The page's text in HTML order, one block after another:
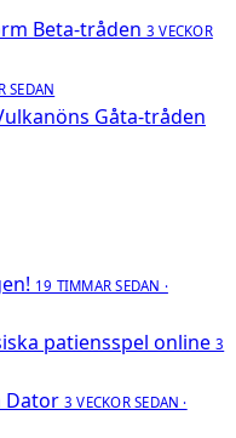
Beta-tråden 3 VECKOR
SEDAN
Gåta-tråden
19 TIMMAR SEDAN ·
patiensspel online 3
Dator 3 VECKOR SEDAN ·